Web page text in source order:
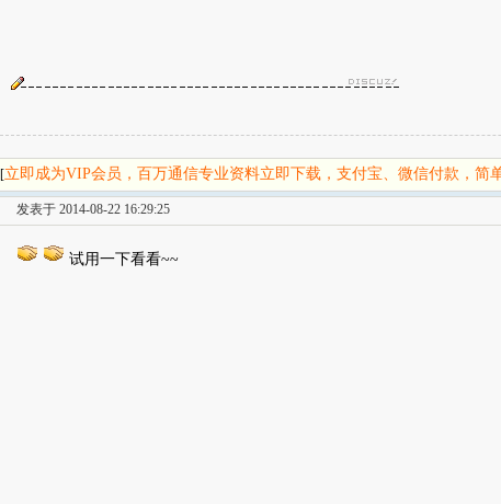
[立即成为VIP会员，百万通信专业资料立即下载，支付宝、微信付款，简
发表于 2014-08-22 16:29:25
试用一下看看~~